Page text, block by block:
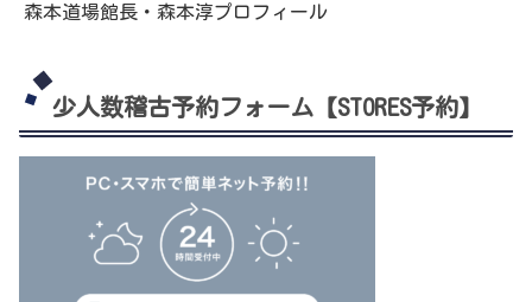
森本道場館長・森本淳プロフィール
少人数稽古予約フォーム【STORES予約】